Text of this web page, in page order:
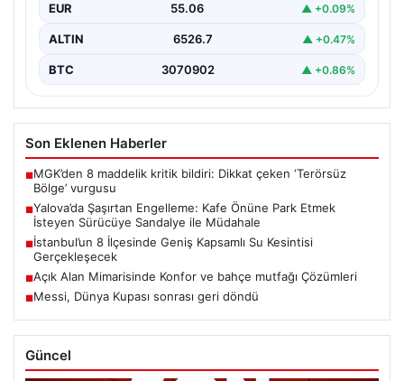
EUR 55.06 ▲ +0.09%
ALTIN 6526.7 ▲ +0.47%
BTC 3070902 ▲ +0.86%
Son Eklenen Haberler
■MGK’den 8 maddelik kritik bildiri: Dikkat çeken ‘Terörsüz
Bölge’ vurgusu
■Yalova’da Şaşırtan Engelleme: Kafe Önüne Park Etmek
İsteyen Sürücüye Sandalye ile Müdahale
■İstanbul’un 8 İlçesinde Geniş Kapsamlı Su Kesintisi
Gerçekleşecek
■Açık Alan Mimarisinde Konfor ve bahçe mutfağı Çözümleri
■Messi, Dünya Kupası sonrası geri döndü
Güncel